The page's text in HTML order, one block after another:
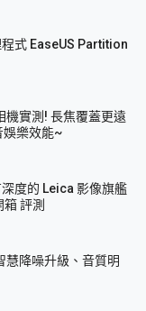
式 EaseUS Partition
機實測! 長焦覆蓋更遠
娛樂效能~
度的 Leica 影像旗艦
評測
慧降噪升級、音質明